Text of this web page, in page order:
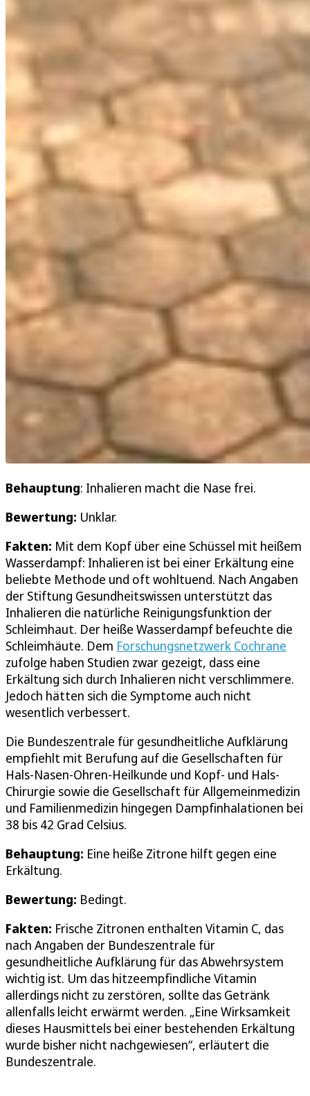
Behauptung: Inhalieren macht die Nase frei.
Bewertung: Unklar.
Fakten: Mit dem Kopf über eine Schüssel mit heißem
Wasserdampf: Inhalieren ist bei einer Erkältung eine
beliebte Methode und oft wohltuend. Nach Angaben
der Stiftung Gesundheitswissen unterstützt das
Inhalieren die natürliche Reinigungsfunktion der
Schleimhaut. Der heiße Wasserdampf befeuchte die
Schleimhäute. Dem Forschungsnetzwerk Cochrane
zufolge haben Studien zwar gezeigt, dass eine
Erkältung sich durch Inhalieren nicht verschlimmere.
Jedoch hätten sich die Symptome auch nicht
wesentlich verbessert.
Die Bundeszentrale für gesundheitliche Aufklärung
empfiehlt mit Berufung auf die Gesellschaften für
Hals-Nasen-Ohren-Heilkunde und Kopf- und Hals-
Chirurgie sowie die Gesellschaft für Allgemeinmedizin
und Familienmedizin hingegen Dampfinhalationen bei
38 bis 42 Grad Celsius.
Behauptung: Eine heiße Zitrone hilft gegen eine
Erkältung.
Bewertung: Bedingt.
Fakten: Frische Zitronen enthalten Vitamin C, das
nach Angaben der Bundeszentrale für
gesundheitliche Aufklärung für das Abwehrsystem
wichtig ist. Um das hitzeempfindliche Vitamin
allerdings nicht zu zerstören, sollte das Getränk
allenfalls leicht erwärmt werden. „Eine Wirksamkeit
dieses Hausmittels bei einer bestehenden Erkältung
wurde bisher nicht nachgewiesen“, erläutert die
Bundeszentrale.